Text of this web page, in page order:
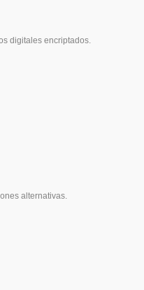
digitales encriptados.
alternativas.